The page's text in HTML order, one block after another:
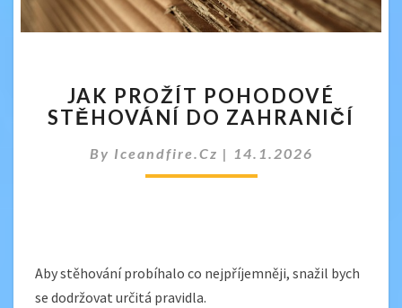
PROŽÍT
POHODOVÉ
DO
ZAHRANIČÍ
JAK PROŽÍT POHODOVÉ
STĚHOVÁNÍ DO ZAHRANIČÍ
By Iceandfire.cz | 14.1.2026
Aby stěhování probíhalo co nejpříjemněji, snažil bych
se dodržovat určitá pravidla.